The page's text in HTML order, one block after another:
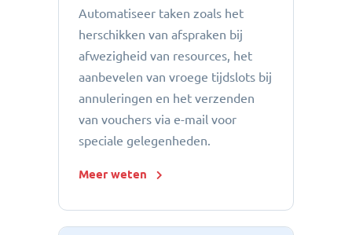
Automatiseer taken zoals het
herschikken van afspraken bij
afwezigheid van resources, het
aanbevelen van vroege tijdslots bij
annuleringen en het verzenden
van vouchers via e-mail voor
speciale gelegenheden.
Meer weten